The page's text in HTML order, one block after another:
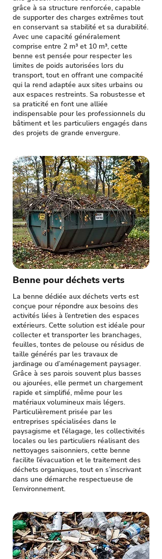
grâce à sa structure renforcée, capable
de supporter des charges extrêmes tout
en conservant sa stabilité et sa durabilité.
Avec une capacité généralement
comprise entre 2 m³ et 10 m³, cette
benne est pensée pour respecter les
limites de poids autorisées lors du
transport, tout en offrant une compacité
qui la rend adaptée aux sites urbains ou
aux espaces restreints. Sa robustesse et
sa praticité en font une alliée
indispensable pour les professionnels du
bâtiment et les particuliers engagés dans
des projets de grande envergure.
Benne pour déchets verts
La benne dédiée aux déchets verts est
conçue pour répondre aux besoins des
activités liées à l’entretien des espaces
extérieurs. Cette solution est idéale pour
collecter et transporter les branchages,
feuilles, tontes de pelouse ou résidus de
taille générés par les travaux de
jardinage ou d’aménagement paysager.
Grâce à ses parois souvent plus basses
ou ajourées, elle permet un chargement
rapide et simplifié, même pour les
matériaux volumineux mais légers.
Particulièrement prisée par les
entreprises spécialisées dans le
paysagisme et l'élagage, les collectivités
locales ou les particuliers réalisant des
nettoyages saisonniers, cette benne
facilite l’évacuation et le traitement des
déchets organiques, tout en s’inscrivant
dans une démarche respectueuse de
l’environnement.